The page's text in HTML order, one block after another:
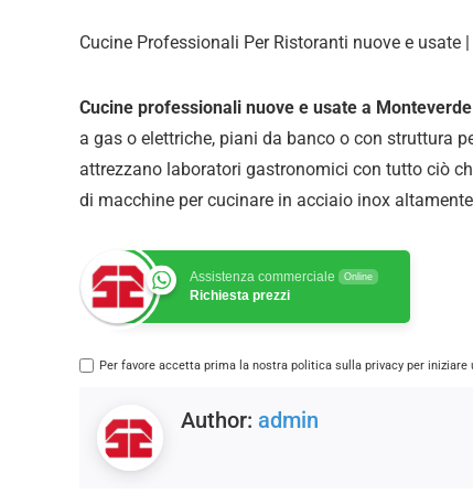
Cucine Professionali Per Ristoranti nuove e usate
Cucine professionali nuove e usate a Monteverde
a gas o elettriche, piani da banco o con struttura
attrezzano laboratori gastronomici con tutto ciò
di macchine per cucinare in acciaio inox
Assistenza commerciale Online
Richiesta prezzi
Per favore accetta prima la nostra politica sulla privacy per iniziare
Author: admin